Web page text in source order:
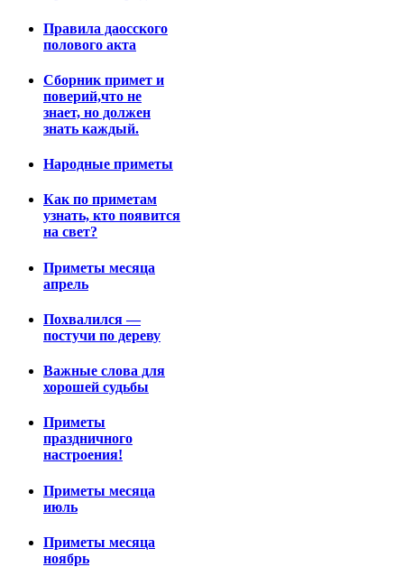
Правила даосского
полового акта
Сборник примет и
поверий,что не
знает, но должен
знать каждый.
Народные приметы
Как по приметам
узнать, кто появится
на свет?
Приметы месяца
апрель
Похвалился —
постучи по дереву
Важные слова для
хорошей судьбы
Приметы
праздничного
настроения!
Приметы месяца
июль
Приметы месяца
ноябрь